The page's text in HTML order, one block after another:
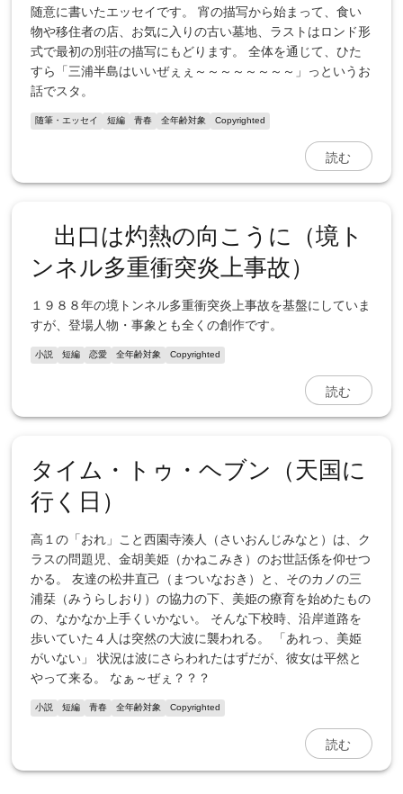
随意に書いたエッセイです。 宵の描写から始まって、食い
物や移住者の店、お気に入りの古い墓地、ラストはロンド形
式で最初の別荘の描写にもどります。 全体を通じて、ひた
すら「三浦半島はいいぜぇぇ～～～～～～～～」っというお
話でスタ。
随筆・エッセイ 短編 青春 全年齢対象 Copyrighted
読む
出口は灼熱の向こうに（境ト
ンネル多重衝突炎上事故）
１９８８年の境トンネル多重衝突炎上事故を基盤にしていま
すが、登場人物・事象とも全くの創作です。
小説 短編 恋愛 全年齢対象 Copyrighted
読む
タイム・トゥ・ヘブン（天国に
行く日）
高１の「おれ」こと西園寺湊人（さいおんじみなと）は、ク
ラスの問題児、金胡美姫（かねこみき）のお世話係を仰せつ
かる。 友達の松井直己（まついなおき）と、そのカノの三
浦栞（みうらしおり）の協力の下、美姫の療育を始めたもの
の、なかなか上手くいかない。 そんな下校時、沿岸道路を
歩いていた４人は突然の大波に襲われる。 「あれっ、美姫
がいない」 状況は波にさらわれたはずだが、彼女は平然と
やって来る。 なぁ～ぜぇ？？？
小説 短編 青春 全年齢対象 Copyrighted
読む